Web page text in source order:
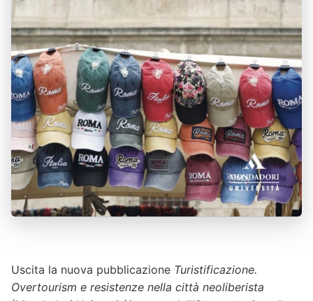
Uscita la nuova pubblicazione Turistificazione.
Overtourism e resistenze nella città neoliberista